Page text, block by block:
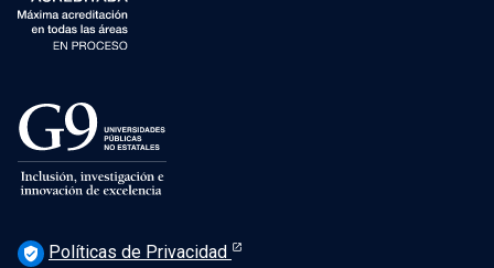
verified_user Políticas de Privacidad